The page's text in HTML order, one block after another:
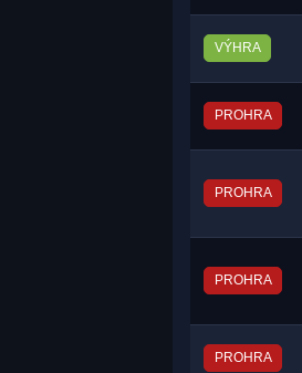
VÝHRA
PROHRA
PROHRA
PROHRA
PROHRA